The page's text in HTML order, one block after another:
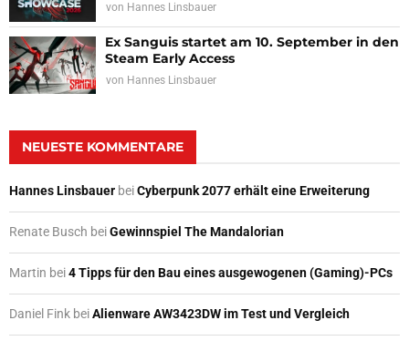
von Hannes Linsbauer
Ex Sanguis startet am 10. September in den
Steam Early Access
von Hannes Linsbauer
NEUESTE KOMMENTARE
Hannes Linsbauer beiCyberpunk 2077 erhält eine Erweiterung
Renate Busch beiGewinnspiel The Mandalorian
Martin bei4 Tipps für den Bau eines ausgewogenen (Gaming)-PCs
Daniel Fink beiAlienware AW3423DW im Test und Vergleich